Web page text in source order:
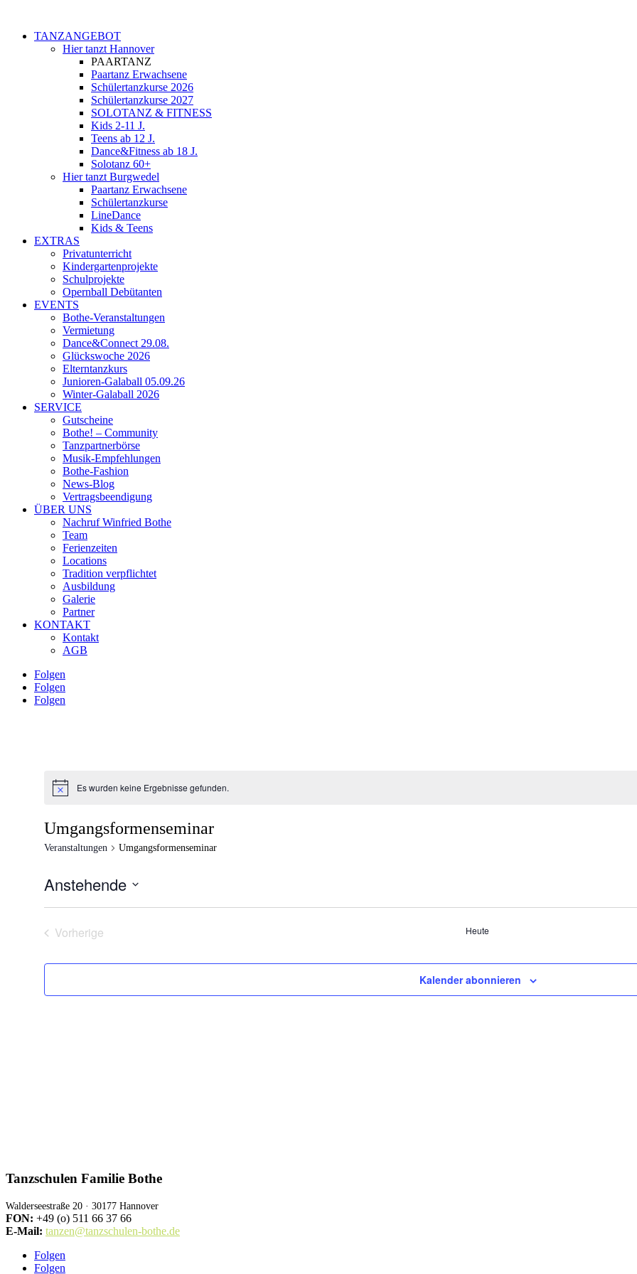
TANZANGEBOT
Hier tanzt Hannover
PAARTANZ
Paartanz Erwachsene
Schülertanzkurse 2026
Schülertanzkurse 2027
SOLOTANZ & FITNESS
Kids 2-11 J.
Teens ab 12 J.
Dance&Fitness ab 18 J.
Solotanz 60+
Hier tanzt Burgwedel
Paartanz Erwachsene
Schülertanzkurse
LineDance
Kids & Teens
EXTRAS
Privatunterricht
Kindergartenprojekte
Schulprojekte
Opernball Debütanten
EVENTS
Bothe-Veranstaltungen
Vermietung
Dance&Connect 29.08.
Glückswoche 2026
Elterntanzkurs
Junioren-Galaball 05.09.26
Winter-Galaball 2026
SERVICE
Gutscheine
Bothe! – Community
Tanzpartnerbörse
Musik-Empfehlungen
Bothe-Fashion
News-Blog
Vertragsbeendigung
ÜBER UNS
Nachruf Winfried Bothe
Team
Ferienzeiten
Locations
Tradition verpflichtet
Ausbildung
Galerie
Partner
KONTAKT
Kontakt
AGB
Folgen
Folgen
Folgen
HinweisEs wurden keine Ergebnisse gefunden.
Umgangsformenseminar
Veranstaltungen Umgangsformenseminar
Anstehende
Vorherige
Heute
Kalender abonnieren
Tanzschulen Familie Bothe
Walderseestraße 20 · 30177 Hannover
FON: +49 (o) 511 66 37 66
E-Mail: tanzen@tanzschulen-bothe.de
Folgen
Folgen